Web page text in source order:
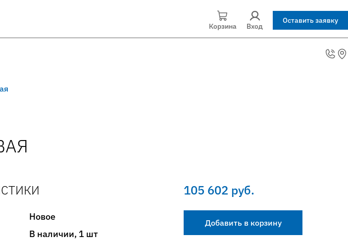
Корзина Вход
Оставить заявку
Новое
В наличии, 1 шт
105 602 руб.
Добавить в корзину